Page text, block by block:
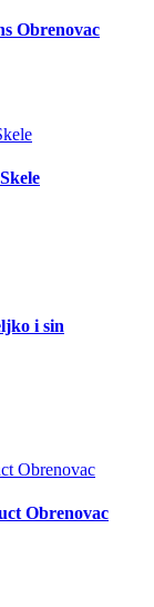
Obrenovac
i sin
Obrenovac